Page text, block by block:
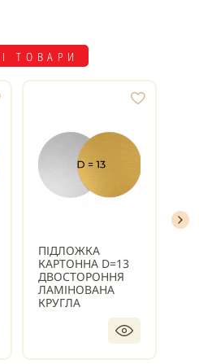
ТОВАРИ
ПІДЛОЖКА
КАРТОННА D=13
ДВОСТОРОННЯ
ЛАМІНОВАНА
КРУГЛА